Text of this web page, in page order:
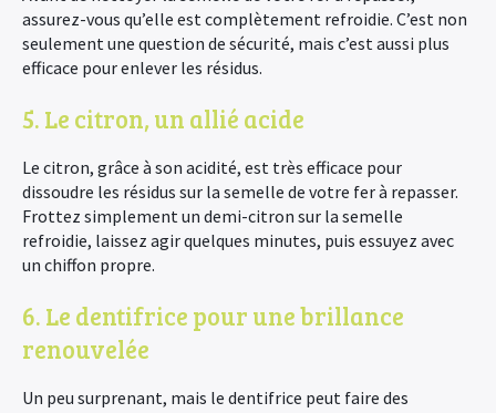
assurez-vous qu’elle est complètement refroidie. C’est non
seulement une question de sécurité, mais c’est aussi plus
efficace pour enlever les résidus.
5. Le citron, un allié acide
Le citron, grâce à son acidité, est très efficace pour
dissoudre les résidus sur la semelle de votre fer à repasser.
Frottez simplement un demi-citron sur la semelle
refroidie, laissez agir quelques minutes, puis essuyez avec
un chiffon propre.
6. Le dentifrice pour une brillance
renouvelée
Un peu surprenant, mais le dentifrice peut faire des